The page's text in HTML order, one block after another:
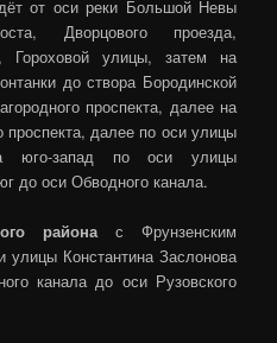
от оси реки Большой Невы
Дворцового проезда,
Гороховой улицы, затем на
до створа Бородинской
проспекта, далее на
проспекта, далее по оси улицы
юго-запад по оси улицы
до оси Обводного канала.
районас Фрунзенским
улицы Константина Заслонова
канала до оси Рузовского